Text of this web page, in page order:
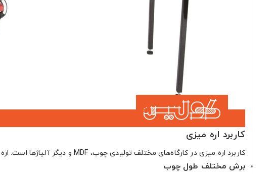
کاربرد اره میزی
کاربرد اره میزی در کارگاه‌های مختلف تولیدی چوب، MDF و دیگر آلیاژ‌ها است. اره میز کارگاهی نقش بسیاری در تولیدات کارگاه‌ها دارد. کارایی عمده این اره در لیست زیر است.
برش مختلف طول چوب